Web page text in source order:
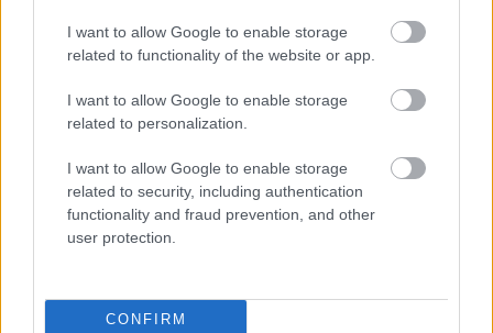
I want to allow Google to enable storage
related to functionality of the website or app.
I want to allow Google to enable storage
related to personalization.
I want to allow Google to enable storage
related to security, including authentication
functionality and fraud prevention, and other
user protection.
CONFIRM